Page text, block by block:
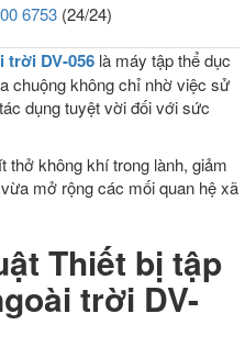
6753 (24/24)
trời DV-056 là máy tập thể dục
chuộng không chỉ nhờ việc sử
dụng tuyệt vời đối với sức
thở không khí trong lành, giảm
mở rộng các mối quan hệ xã
Thiết bị tập
trời DV-